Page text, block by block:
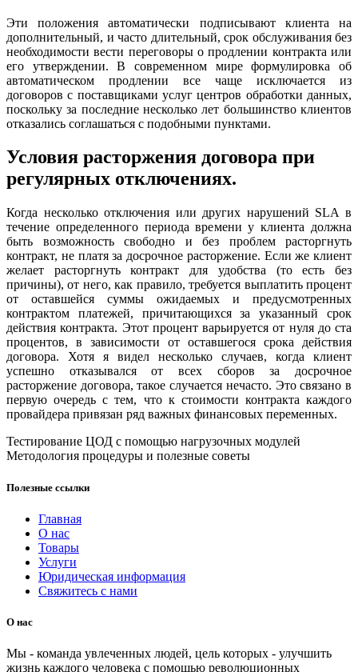
Эти положения автоматически подписывают клиента на
дополнительный, и часто длительный, срок обслуживания без
необходимости вести переговоры о продлении контракта или
его утверждении. В современном мире формулировка об
автоматическом продлении все чаще исключается из
договоров с поставщиками услуг центров обработки данных,
поскольку за последние несколько лет большинство клиентов
отказались соглашаться с подобными пунктами.
Условия расторжения договора при
регулярных отключениях.
Когда несколько отключения или других нарушений SLA в
течение определенного периода времени у клиента должна
быть возможность свободно и без проблем расторгнуть
контракт, не платя за досрочное расторжение. Если же клиент
желает расторгнуть контракт для удобства (то есть без
причины), от него, как правило, требуется выплатить процент
от оставшейся суммы ожидаемых и предусмотренных
контрактом платежей, причитающихся за указанный срок
действия контракта. Этот процент варьируется от нуля до ста
процентов, в зависимости от оставшегося срока действия
договора. Хотя я видел несколько случаев, когда клиент
успешно отказывался от всех сборов за досрочное
расторжение договора, такое случается нечасто. Это связано в
первую очередь с тем, что к стоимости контракта каждого
провайдера привязан ряд важных финансовых переменных.
Тестирование ЦОД с помощью нагрузочных модулей
Методология процедуры и полезные советы
Полезные ссылки
Главная
О нас
Товары
Услуги
Юридическая информация
Свяжитесь с нами
О нас
Мы - команда увлеченных людей, цель которых - улучшить
жизнь каждого человека с помощью революционных